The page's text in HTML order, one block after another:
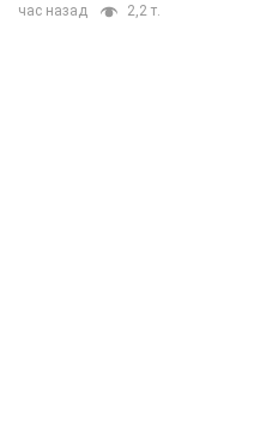
час назад 2,2 т.